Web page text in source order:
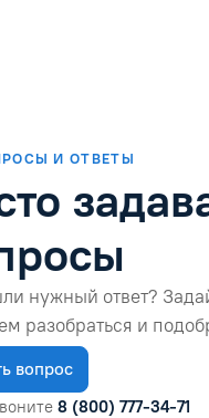
И ОТВЕТЫ
нужный ответ?
разобраться и
вопрос
8 (800) 777-34-71